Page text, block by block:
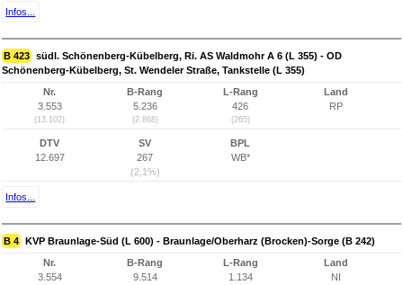
Infos...
B 423 südl. Schönenberg-Kübelberg, Ri. AS Waldmohr A 6 (L 355) - OD
Schönenberg-Kübelberg, St. Wendeler Straße, Tankstelle (L 355)
Nr.
3.553
(13.102)
B-Rang
5.236
(2.868)
L-Rang
426
(265)
Land
RP
DTV
12.697
SV
267
(2,1%)
BPL
WB*
Infos...
B 4 KVP Braunlage-Süd (L 600) - Braunlage/Oberharz (Brocken)-Sorge (B 242)
Nr.
3.554
B-Rang
9.514
L-Rang
1.134
Land
NI